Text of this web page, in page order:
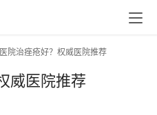
院治痤疮好？权威医院推荐
威医院推荐